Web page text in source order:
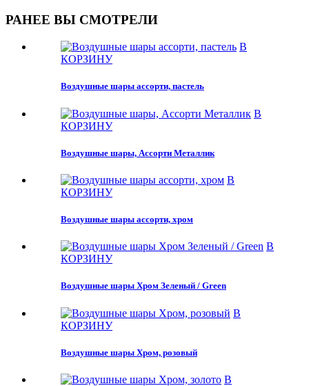
РАНЕЕ ВЫ СМОТРЕЛИ
В
КОРЗИНУ
Воздушные шары ассорти, пастель
В
КОРЗИНУ
Воздушные шары, Ассорти Металлик
В
КОРЗИНУ
Воздушные шары ассорти, хром
В
КОРЗИНУ
Воздушные шары Хром Зеленый / Green
В
КОРЗИНУ
Воздушные шары Хром, розовый
В